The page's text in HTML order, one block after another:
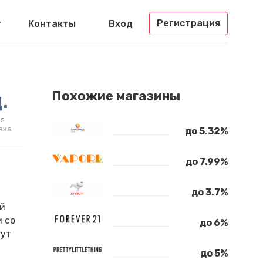
Контакты Вход Регистрация
со
Похожие магазины
до 5.32%
до 7.99%
до 3.7%
до 6%
до 5%